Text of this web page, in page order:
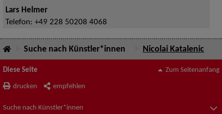
Lars Helmer
Telefon: +49 228 50208 4068
Suche nach Künstler*innen Nicolai Katalenic
Diese Seite
drucken empfehlen
Zum Seitenanfang
Suche nach Künstler*innen